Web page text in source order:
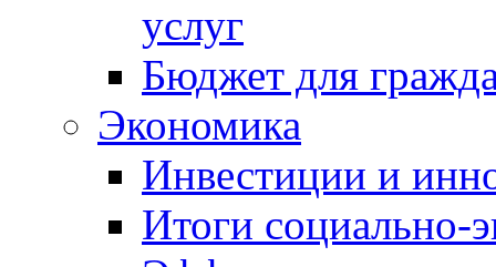
услуг
Бюджет для
Экономика
Инвестиции и
Итоги социально-